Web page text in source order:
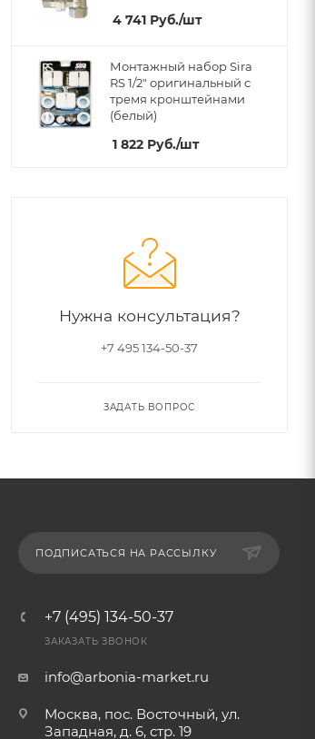
4 741 Руб./шт
Монтажный набор Sira
RS 1/2" оригинальный c
тремя кронштейнами
(белый)
1 822 Руб./шт
Нужна консультация?
+7 495 134-50-37
ЗАДАТЬ ВОПРОС
ПОДПИСАТЬСЯ НА РАССЫЛКУ
+7 (495) 134-50-37
ЗАКАЗАТЬ ЗВОНОК
info@arbonia-market.ru
Москва, пос. Восточный, ул.
Западная, д. 6, стр. 19